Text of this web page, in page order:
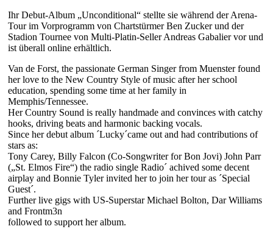
Ihr Debut-Album „Unconditional“ stellte sie während der Arena-
Tour im Vorprogramm von Chartstürmer Ben Zucker und der
Stadion Tournee von Multi-Platin-Seller Andreas Gabalier vor und
ist überall online erhältlich.
Van de Forst, the passionate German Singer from Muenster found
her love to the New Country Style of music after her school
education, spending some time at her family in
Memphis/Tennessee.
Her Country Sound is really handmade and convinces with catchy
hooks, driving beats and harmonic backing vocals.
Since her debut album ´Lucky´came out and had contributions of
stars as:
Tony Carey, Billy Falcon (Co-Songwriter for Bon Jovi) John Parr
(„St. Elmos Fire“) the radio single Radio´ achived some decent
airplay and Bonnie Tyler invited her to join her tour as ´Special
Guest´.
Further live gigs with US-Superstar Michael Bolton, Dar Williams
and Frontm3n
followed to support her album.